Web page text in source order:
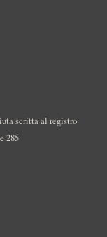
scritta al registro
285